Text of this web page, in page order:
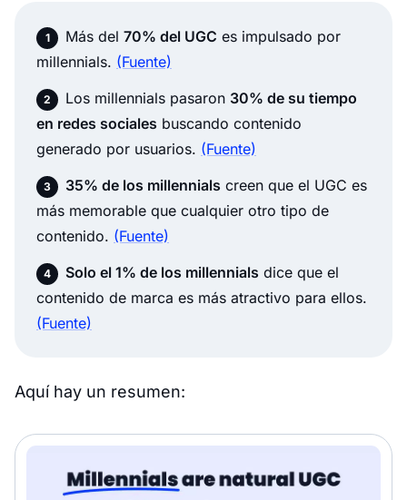
Más del 70% del UGC es impulsado por
millennials. (Fuente)
Los millennials pasaron 30% de su tiempo
en redes sociales buscando contenido
generado por usuarios. (Fuente)
35% de los millennials creen que el UGC es
más memorable que cualquier otro tipo de
contenido. (Fuente)
Solo el 1% de los millennials dice que el
contenido de marca es más atractivo para ellos.
(Fuente)
Aquí hay un resumen: